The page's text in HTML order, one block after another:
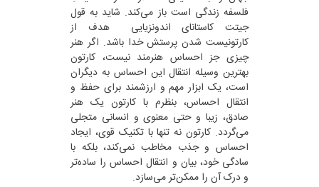
فلسفه زندگی است باز می‌کند. شاید به قول
جیتت کاستانای اندونزیایی هدف از
کارتونیست شدن پرستش خدا باشد. اگر هنر
چیزی جز احساس هنرمند نیست، کارتون
بهترین وسیله انتقال این احساس به دیگران
است، یک ابزار مهم و ارزشمند برای حفظ و
انتقال احساس، بنظرم با کارتون یک هنر
صادق، زیبا و حتی معنوی و انسانی متجلی
می‌گردد. کارتون نه تنها با تکنیک قوی، ایجاد
احساس و جذب مخاطب نمی‌کند، بلکه با
سادگی خود، بیان و انتقال احساس را ساده‌تر
و درک آن را ممکن‌تر می‌سازد.